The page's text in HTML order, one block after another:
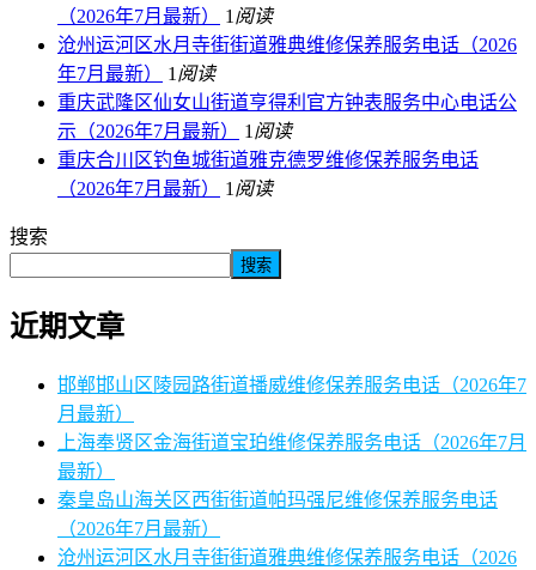
（2026年7月最新）
1 阅读
沧州运河区水月寺街街道雅典维修保养服务电话（2026
年7月最新）
1 阅读
重庆武隆区仙女山街道亨得利官方钟表服务中心电话公
示（2026年7月最新）
1 阅读
重庆合川区钓鱼城街道雅克德罗维修保养服务电话
（2026年7月最新）
1 阅读
搜索
搜索
近期文章
邯郸邯山区陵园路街道播威维修保养服务电话（2026年7
月最新）
上海奉贤区金海街道宝珀维修保养服务电话（2026年7月
最新）
秦皇岛山海关区西街街道帕玛强尼维修保养服务电话
（2026年7月最新）
沧州运河区水月寺街街道雅典维修保养服务电话（2026